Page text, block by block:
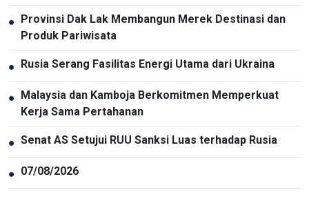
● Provinsi Dak Lak Membangun Merek Destinasi dan
Produk Pariwisata
● Rusia Serang Fasilitas Energi Utama dari Ukraina
● Malaysia dan Kamboja Berkomitmen Memperkuat
Kerja Sama Pertahanan
● Senat AS Setujui RUU Sanksi Luas terhadap Rusia
● 07/08/2026